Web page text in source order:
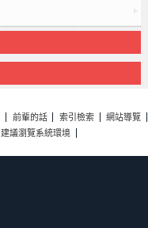
前輩的話 索引檢索
網站導覽
建議瀏覽系統環境